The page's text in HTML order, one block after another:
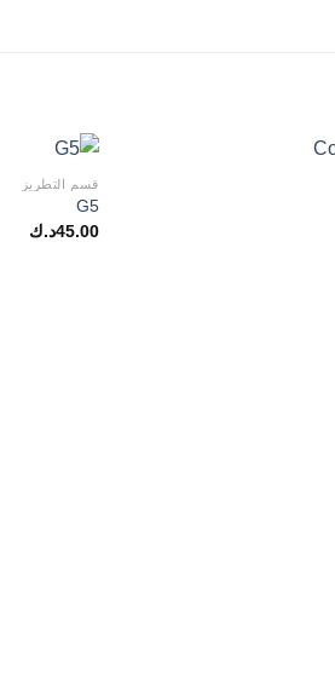
قسم التطريز
G5
45.00د.ك